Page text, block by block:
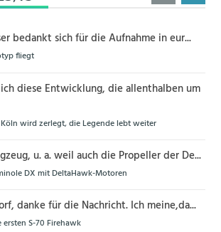
bedankt sich für die Aufnahme in eur...
fliegt
diese Entwicklung, die allenthalben um
wird zerlegt, die Legende lebt weiter
u. a. weil auch die Propeller der De...
DX mit DeltaHawk-Motoren
danke für die Nachricht. Ich meine,da...
S-70 Firehawk